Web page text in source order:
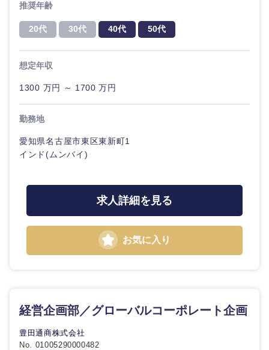
近畿地方
奈良県 和歌山県
推奨年齢
20代 30代 40代 50代
想定年収
1300 万円 ～ 1700 万円
勤務地
愛知県名古屋市東区東新町1
インド(ムンバイ)
求人詳細を見る
お気に入り
経営企画部／グローバルコーポレート企画
豊田通商株式会社
No. 01005290000482